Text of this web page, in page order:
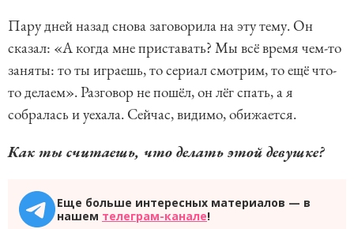
Пару дней назад снова заговорила на эту тему. Он
сказал: «А когда мне приставать? Мы всё время чем-то
заняты: то ты играешь, то сериал смотрим, то ещё что-
то делаем». Разговор не пошёл, он лёг спать, а я
собралась и уехала. Сейчас, видимо, обижается.
Как ты считаешь, что делать этой девушке?
Еще больше интересных материалов — в
нашем телеграм-канале!